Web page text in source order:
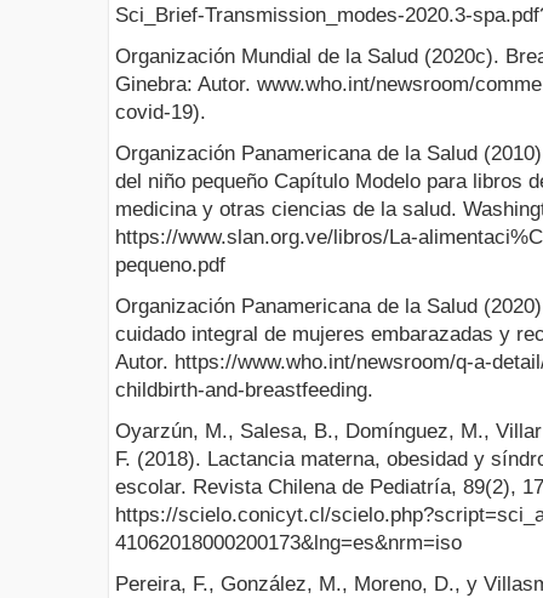
Sci_Brief-Transmission_modes-2020.3-
Organización Mundial de la Salud (2020c).
Ginebra: Autor. www.who.int/newsroom/
covid-19).
Organización Panamericana de la Salud
del niño pequeño Capítulo Modelo para libros
medicina y otras ciencias de la salud.
https://www.slan.org.ve/libros/La-
pequeno.pdf
Organización Panamericana de la Salud
cuidado integral de mujeres embarazadas y
Autor. https://www.who.int/newsroom/q-a-
childbirth-and-breastfeeding.
Oyarzún, M., Salesa, B., Domínguez, M.,
F. (2018). Lactancia materna, obesidad y
escolar. Revista Chilena de Pediatría, 89(2),
https://scielo.conicyt.cl/
41062018000200173&lng=es&nrm=iso
Pereira, F., González, M., Moreno, D., y